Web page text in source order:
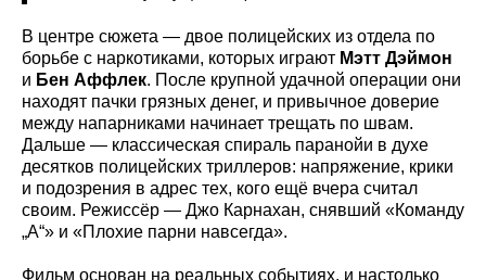
В центре сюжета — двое полицейских из отдела по
борьбе с наркотиками, которых играют Мэтт Дэймон
и Бен Аффлек. После крупной удачной операции они
находят пачки грязных денег, и привычное доверие
между напарниками начинает трещать по швам.
Дальше — классическая спираль паранойи в духе
десятков полицейских триллеров: напряжение, крики
и подозрения в адрес тех, кого ещё вчера считал
своим. Режиссёр — Джо Карнахан, снявший «Команду
„А“» и «Плохие парни навсегда».
Фильм основан на реальных событиях, и настолько